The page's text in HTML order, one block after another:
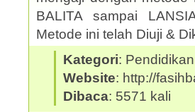
BALITA sampai
Metode ini telah Diuji &
Kategori: Pendidikan
Website: http://
Dibaca: 5571 kali